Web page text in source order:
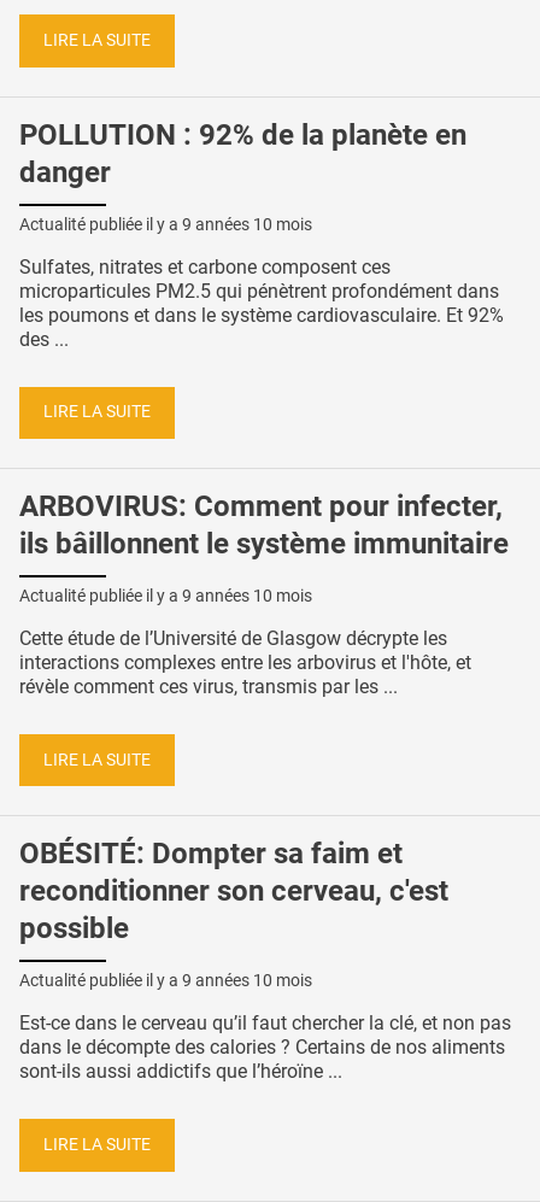
LIRE LA SUITE
POLLUTION : 92% de la planète en
danger
Actualité publiée il y a 9 années 10 mois
Sulfates, nitrates et carbone composent ces
microparticules PM2.5 qui pénètrent profondément dans
les poumons et dans le système cardiovasculaire. Et 92%
des ...
LIRE LA SUITE
ARBOVIRUS: Comment pour infecter,
ils bâillonnent le système immunitaire
Actualité publiée il y a 9 années 10 mois
Cette étude de l’Université de Glasgow décrypte les
interactions complexes entre les arbovirus et l'hôte, et
révèle comment ces virus, transmis par les ...
LIRE LA SUITE
OBÉSITÉ: Dompter sa faim et
reconditionner son cerveau, c'est
possible
Actualité publiée il y a 9 années 10 mois
Est-ce dans le cerveau qu’il faut chercher la clé, et non pas
dans le décompte des calories ? Certains de nos aliments
sont-ils aussi addictifs que l’héroïne ...
LIRE LA SUITE